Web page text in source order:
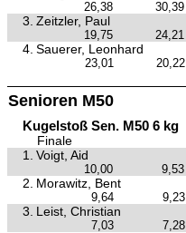
26,38 30,39
3. Zeitzler, Paul
19,75 24,21
4. Sauerer, Leonhard
23,01 20,22
Senioren M50
Kugelstoß Sen. M50 6 kg
Finale
1.
Voigt, Aid
10,00 9,53
2. Morawitz, Bent
9,64 9,23
3. Leist, Christian
7,03 7,28